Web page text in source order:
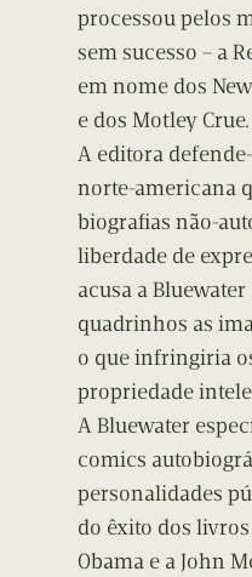
processou pelos
sem sucesso – a
em nome dos
e dos Motley Crue.
A editora
norte-americana
biografias não-
liberdade de
acusa a
quadrinhos as
o que infringiria
propriedade
A Bluewater
comics
personalidades
do êxito dos
Obama e a John